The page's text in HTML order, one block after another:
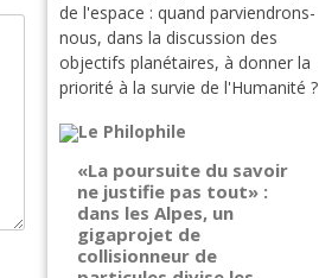
de l'espace : quand parviendrons-
nous, dans la discussion des
objectifs planétaires, à donner la
priorité à la survie de l'Humanité ?
«La poursuite du savoir
ne justifie pas tout» :
dans les Alpes, un
gigaprojet de
collisionneur de